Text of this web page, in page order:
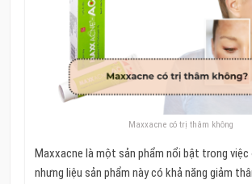
Maxxacne có trị thâm không
Maxxacne là một sản phẩm nổi bật trong
nhưng liệu sản phẩm này có khả năng giảm